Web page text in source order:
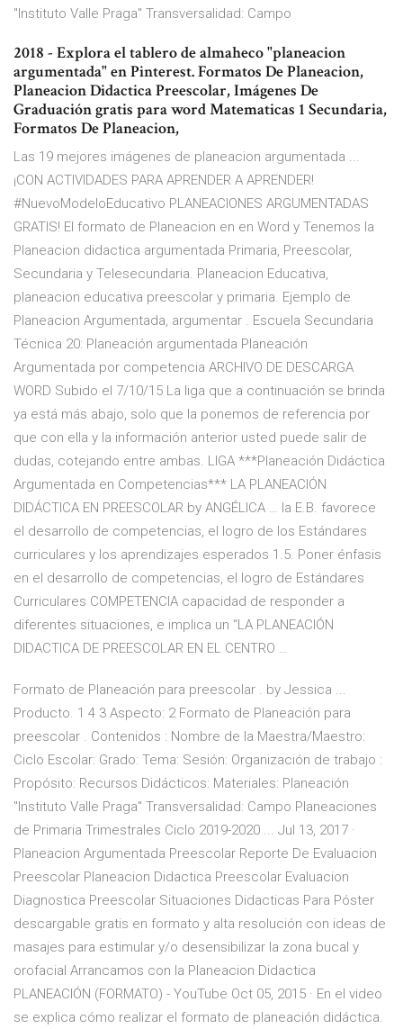
"Instituto Valle Praga" Transversalidad: Campo
2018 - Explora el tablero de almaheco "planeacion
argumentada" en Pinterest. Formatos De Planeacion,
Planeacion Didactica Preescolar, Imágenes De
Graduación gratis para word Matematicas 1 Secundaria,
Formatos De Planeacion,
Las 19 mejores imágenes de planeacion argumentada ...
¡CON ACTIVIDADES PARA APRENDER A APRENDER!
#NuevoModeloEducativo PLANEACIONES ARGUMENTADAS
GRATIS! El formato de Planeacion en en Word y Tenemos la
Planeacion didactica argumentada Primaria, Preescolar,
Secundaria y Telesecundaria. Planeacion Educativa,
planeacion educativa preescolar y primaria. Ejemplo de
Planeacion Argumentada, argumentar . Escuela Secundaria
Técnica 20: Planeación argumentada Planeación
Argumentada por competencia ARCHIVO DE DESCARGA
WORD Subido el 7/10/15 La liga que a continuación se brinda
ya está más abajo, solo que la ponemos de referencia por
que con ella y la información anterior usted puede salir de
dudas, cotejando entre ambas. LIGA ***Planeación Didáctica
Argumentada en Competencias*** LA PLANEACIÓN
DIDÁCTICA EN PREESCOLAR by ANGÉLICA … la E.B. favorece
el desarrollo de competencias, el logro de los Estándares
curriculares y los aprendizajes esperados 1.5. Poner énfasis
en el desarrollo de competencias, el logro de Estándares
Curriculares COMPETENCIA capacidad de responder a
diferentes situaciones, e implica un “LA PLANEACIÓN
DIDACTICA DE PREESCOLAR EN EL CENTRO …
Formato de Planeación para preescolar . by Jessica ...
Producto. 1 4 3 Aspecto: 2 Formato de Planeación para
preescolar . Contenidos : Nombre de la Maestra/Maestro:
Ciclo Escolar: Grado: Tema: Sesión: Organización de trabajo :
Propósito: Recursos Didácticos: Materiales: Planeación
"Instituto Valle Praga" Transversalidad: Campo Planeaciones
de Primaria Trimestrales Ciclo 2019-2020 ... Jul 13, 2017 ·
Planeacion Argumentada Preescolar Reporte De Evaluacion
Preescolar Planeacion Didactica Preescolar Evaluacion
Diagnostica Preescolar Situaciones Didacticas Para Póster
descargable gratis en formato y alta resolución con ideas de
masajes para estimular y/o desensibilizar la zona bucal y
orofacial Arrancamos con la Planeacion Didactica
PLANEACIÓN (FORMATO) - YouTube Oct 05, 2015 · En el video
se explica cómo realizar el formato de planeación didáctica.